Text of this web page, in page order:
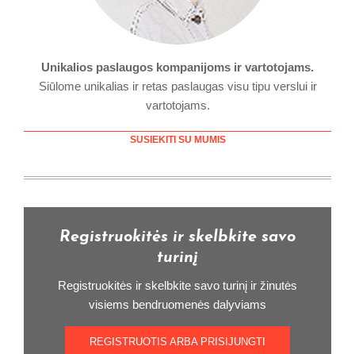
Unikalios paslaugos kompanijoms ir vartotojams.
Siūlome unikalias ir retas paslaugas visu tipu verslui ir
vartotojams.
SUSIEKITI SU MUMIS
Registruokitės ir skelbkite savo
turinį
Registruokitės ir skelbkite savo turinį ir žinutės
visiems bendruomenės dalyviams
REGISTRUOTIS ARBA PRISIJUNGTI